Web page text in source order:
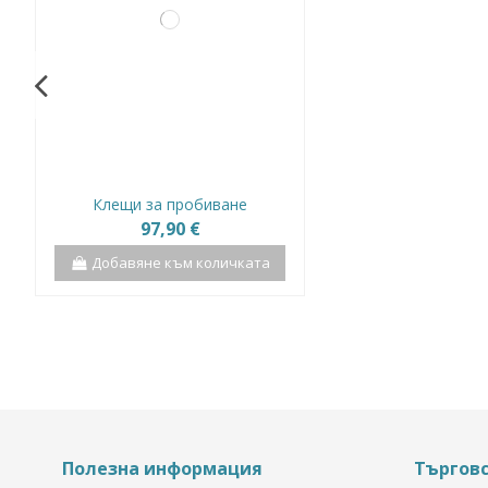
Клещи за пробиване
97,90 €
Добавяне към количката
Полезна информация